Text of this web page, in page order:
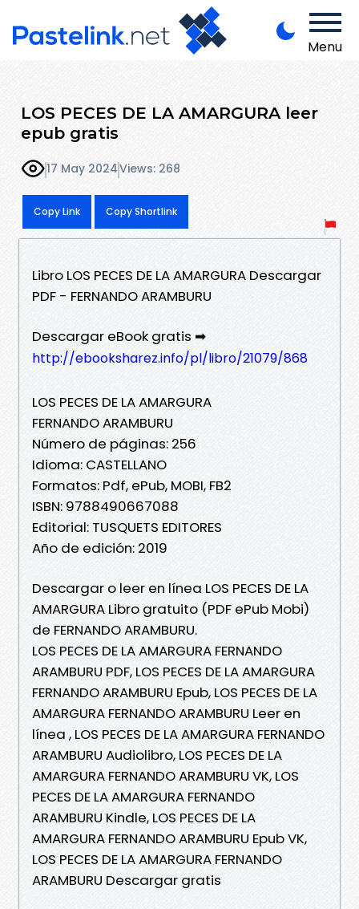
Menu
LOS PECES DE LA AMARGURA leer
epub gratis
17 May 2024Views: 268
Copy Link Copy Shortlink
Libro LOS PECES DE LA AMARGURA Descargar
PDF - FERNANDO ARAMBURU
Descargar eBook gratis ➡
http://ebooksharez.info/pl/libro/21079/868
LOS PECES DE LA AMARGURA
FERNANDO ARAMBURU
Número de páginas: 256
Idioma: CASTELLANO
Formatos: Pdf, ePub, MOBI, FB2
ISBN: 9788490667088
Editorial: TUSQUETS EDITORES
Año de edición: 2019
Descargar o leer en línea LOS PECES DE LA
AMARGURA Libro gratuito (PDF ePub Mobi)
de FERNANDO ARAMBURU.
LOS PECES DE LA AMARGURA FERNANDO
ARAMBURU PDF, LOS PECES DE LA AMARGURA
FERNANDO ARAMBURU Epub, LOS PECES DE LA
AMARGURA FERNANDO ARAMBURU Leer en
línea , LOS PECES DE LA AMARGURA FERNANDO
ARAMBURU Audiolibro, LOS PECES DE LA
AMARGURA FERNANDO ARAMBURU VK, LOS
PECES DE LA AMARGURA FERNANDO
ARAMBURU Kindle, LOS PECES DE LA
AMARGURA FERNANDO ARAMBURU Epub VK,
LOS PECES DE LA AMARGURA FERNANDO
ARAMBURU Descargar gratis